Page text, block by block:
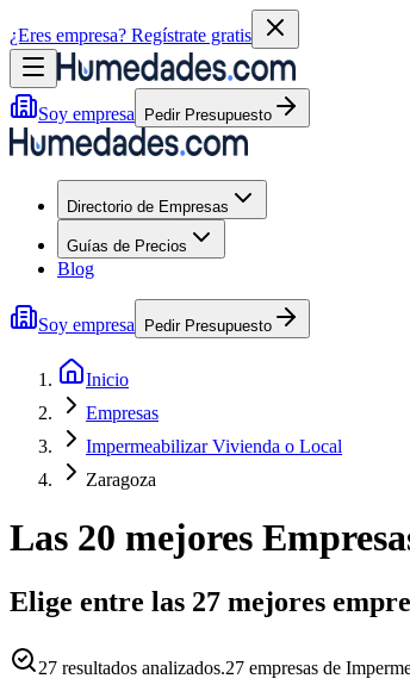
¿Eres empresa? Regístrate gratis
Soy empresa Pedir Presupuesto
Directorio de Empresas
Guías de Precios
Blog
Soy empresa Pedir Presupuesto
Inicio
Empresas
Impermeabilizar Vivienda o Local
Zaragoza
Las 20 mejores
Elige entre las 27 mejores
27 resultados analizados.27 empresas de